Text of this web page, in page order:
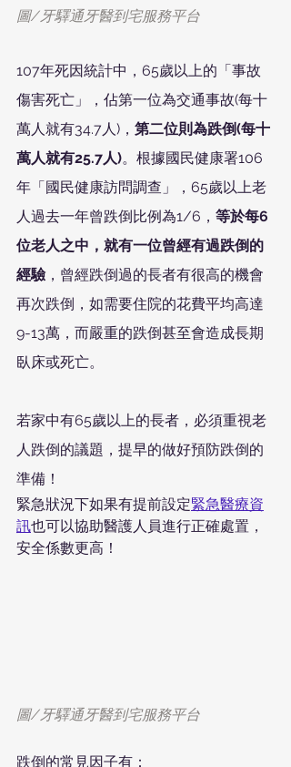
圖/牙驛通牙醫到宅服務平台
107年死因統計中，65歲以上的「事故
傷害死亡」，佔第一位為交通事故(每十
萬人就有34.7人)， 第二位則為跌倒(每十
萬人就有25.7人)。根據國民健康署106
年「國民健康訪問調查」，65歲以上老
人過去一年曾跌倒比例為1/6， 等於每6
位老人之中，就有一位曾經有過跌倒的
經驗，曾經跌倒過的長者有很高的機會
再次跌倒，如需要住院的花費平均高達
9-13萬，而嚴重的跌倒甚至會造成長期
臥床或死亡。
若家中有65歲以上的長者，必須重視老
人跌倒的議題，提早的做好預防跌倒的
準備！
緊急狀況下如果有提前設定緊急醫療資
訊也可以協助醫護人員進行正確處置，
安全係數更高！
圖/牙驛通牙醫到宅服務平台
跌倒的常見因子有：